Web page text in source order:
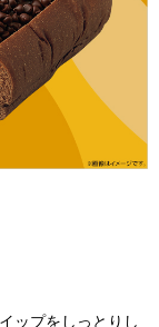
ップをしっとりし